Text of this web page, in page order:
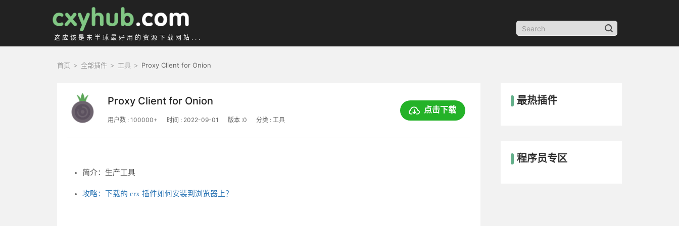
这应该是东半球最好用的资源下载网站...
首页 > 全部插件 > 工具 > Proxy Client for Onion
Proxy Client for Onion
用户数 : 100000+ 时间 : 2022-09-01 版本 :0 分类 : 工具
点击下载
简介：生产工具
攻略：下载的 crx 插件如何安装到浏览器上？
最热插件
程序员专区